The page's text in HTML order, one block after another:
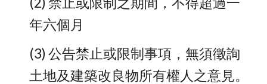
年六個月
(3) 公告禁止或限制事項，無須徵詢
土地及建築改良物所有權人之意見。